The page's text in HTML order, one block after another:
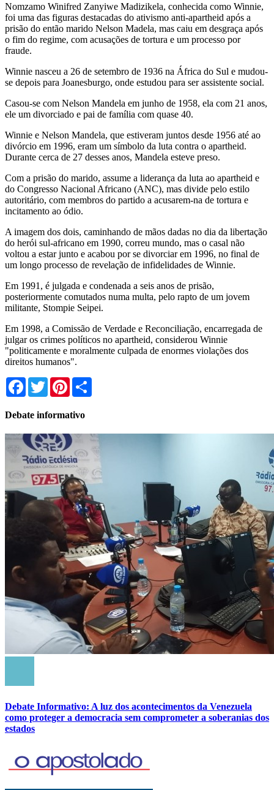
Nomzamo Winifred Zanyiwe Madizikela, conhecida como Winnie,
foi uma das figuras destacadas do ativismo anti-apartheid após a
prisão do então marido Nelson Madela, mas caiu em desgraça após
o fim do regime, com acusações de tortura e um processo por
fraude.
Winnie nasceu a 26 de setembro de 1936 na África do Sul e mudou-
se depois para Joanesburgo, onde estudou para ser assistente social.
Casou-se com Nelson Mandela em junho de 1958, ela com 21 anos,
ele um divorciado e pai de família com quase 40.
Winnie e Nelson Mandela, que estiveram juntos desde 1956 até ao
divórcio em 1996, eram um símbolo da luta contra o apartheid.
Durante cerca de 27 desses anos, Mandela esteve preso.
Com a prisão do marido, assume a liderança da luta ao apartheid e
do Congresso Nacional Africano (ANC), mas divide pelo estilo
autoritário, com membros do partido a acusarem-na de tortura e
incitamento ao ódio.
A imagem dos dois, caminhando de mãos dadas no dia da libertação
do herói sul-africano em 1990, correu mundo, mas o casal não
voltou a estar junto e acabou por se divorciar em 1996, no final de
um longo processo de revelação de infidelidades de Winnie.
Em 1991, é julgada e condenada a seis anos de prisão,
posteriormente comutados numa multa, pelo rapto de um jovem
militante, Stompie Seipei.
Em 1998, a Comissão de Verdade e Reconciliação, encarregada de
julgar os crimes políticos no apartheid, considerou Winnie
"politicamente e moralmente culpada de enormes violações dos
direitos humanos".
Facebook
TwitterPinterest
Debate informativo
Debate Informativo: A luz dos acontecimentos da Venezuela
como proteger a democracia sem comprometer a soberanias dos
estados